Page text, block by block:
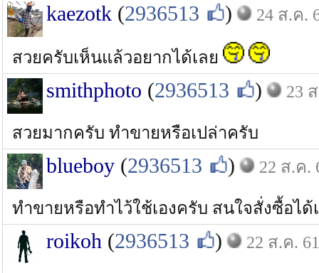
kaezotk (2936513 ) 24 ส.ค.
สวยครับเห็นแล้วอยากได้เลย
smithphoto (2936513 ) 23
สวยมากครับ ทำขายหรือเปล่าครับ
blueboy (2936513 ) 22 ส.ค.
ทำขายหรือทำไว้ใช้เองครับ สนใจสั่งซื้อได้
roikoh (2936513 ) 22 ส.ค. 61